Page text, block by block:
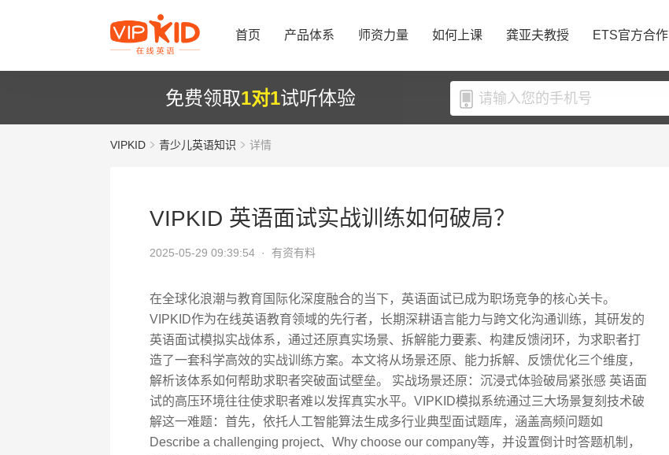
首页 产品体系 师资力量 如何上课 龚亚夫教授 ETS官方合作
免费领取1对1试听体验
VIPKID 青少儿英语知识 详情
VIPKID 英语面试实战训练如何破局？
2025-05-29 09:39:54 · 有资有料
在全球化浪潮与教育国际化深度融合的当下，英语面试已成为职场竞争的核心关卡。
VIPKID作为在线英语教育领域的先行者，长期深耕语言能力与跨文化沟通训练，其研发的
英语面试模拟实战体系，通过还原真实场景、拆解能力要素、构建反馈闭环，为求职者打
造了一套科学高效的实战训练方案。本文将从场景还原、能力拆解、反馈优化三个维度，
解析该体系如何帮助求职者突破面试壁垒。 实战场景还原：沉浸式体验破局紧张感 英语面
试的高压环境往往使求职者难以发挥真实水平。VIPKID模拟系统通过三大场景复刻技术破
解这一难题：首先，依托人工智能算法生成多行业典型面试题库，涵盖高频问题如
Describe a challenging project、Why choose our company等，并设置倒计时答题机制，